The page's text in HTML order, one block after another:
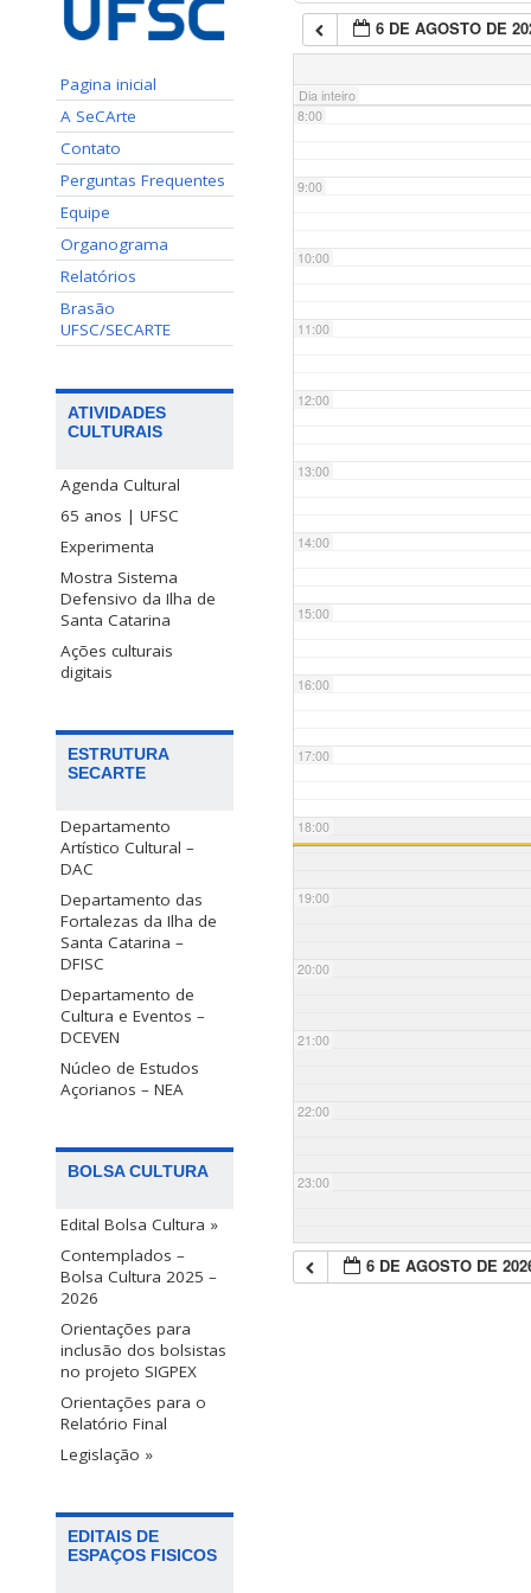
Pagina inicial
A SeCArte
Contato
Perguntas Frequentes
Equipe
Organograma
Relatórios
Brasão
UFSC/SECARTE
ATIVIDADES
CULTURAIS
Agenda Cultural
65 anos | UFSC
Experimenta
Mostra Sistema
Defensivo da Ilha de
Santa Catarina
Ações culturais
digitais
ESTRUTURA
SECARTE
Departamento
Artístico Cultural –
DAC
Departamento das
Fortalezas da Ilha de
Santa Catarina –
DFISC
Departamento de
Cultura e Eventos –
DCEVEN
Núcleo de Estudos
Açorianos – NEA
BOLSA CULTURA
Edital Bolsa Cultura »
Contemplados –
Bolsa Cultura 2025 –
2026
Orientações para
inclusão dos bolsistas
no projeto SIGPEX
Orientações para o
Relatório Final
Legislação »
EDITAIS DE
ESPAÇOS FISICOS
6 DE AGOSTO DE
Dia inteiro
7:00
8:00
9:00
10:00
11:00
12:00
13:00
14:00
15:00
16:00
17:00
18:00
19:00
20:00
21:00
22:00
23:00
6 DE AGOSTO DE